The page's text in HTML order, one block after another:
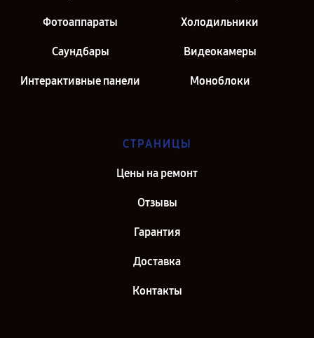
Фотоаппараты Холодильники
Саундбары Видеокамеры
Интерактивные панели Моноблоки
СТРАНИЦЫ
Цены на ремонт
Отзывы
Гарантия
Доставка
Контакты